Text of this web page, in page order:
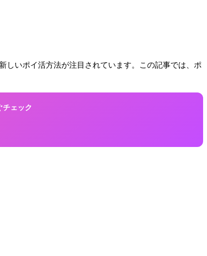
しいポイ活方法が注目されています。この記事では、ポ
チェック